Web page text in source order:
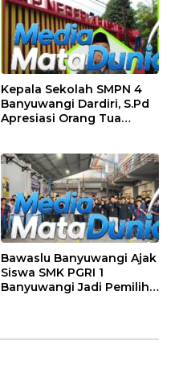
Kepala Sekolah SMPN 4
Banyuwangi Dardiri, S.Pd
Apresiasi Orang Tua
Depan Gerbang Sekolah
Bawaslu Banyuwangi Ajak
Siswa SMK PGRI 1
Banyuwangi Jadi Pemilih